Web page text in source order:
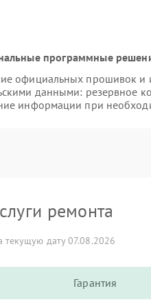
программные
официальных прошивок и
данными: резервное
информации при
ремонта
текущую дату 07.08.2026
Гарантия